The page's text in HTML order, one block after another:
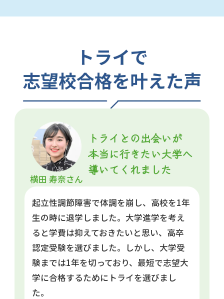
横田 寿奈さん
起立性調節障害で体調を崩し、高校を1年
生の時に退学しました。大学進学を考え
ると学費は抑えておきたいと思い、高卒
認定受験を選びました。しかし、大学受
験までは1年を切っており、最短で志望大
学に合格するためにトライを選びまし
た。